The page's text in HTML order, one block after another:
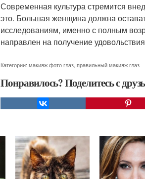
Современная культура стремится
это. Большая женщина должна
исследованиям, именно с полным
направлен на получение
Категории: макияж фото глаз правильный макияж глаз
Понравилось? Поделитесь с